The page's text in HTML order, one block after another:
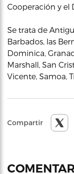
Cooperación y el
Se trata de
Barbados, las
Dominica,
Marshall, San
Vicente, Samoa,
Compartir